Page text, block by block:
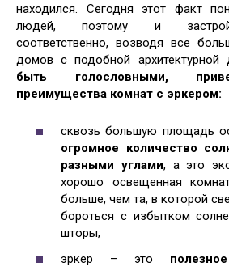
находился. Сегодня этот факт
людей, поэтому и
соответственно, возводя все
домов с подобной архитектурной
быть голословными,
преимущества комнат с эркером:
сквозь большую площадь
огромное количество
разными углами, а это
хорошо освещенная
больше, чем та, в которой
бороться с избытком
шторы;
эркер – это